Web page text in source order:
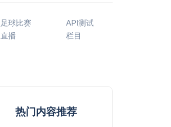
足球比赛
直播
API测试
栏目
热门内容推荐